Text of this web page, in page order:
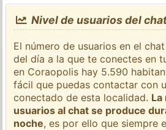
Nivel de usuarios del
El número de usuarios en el
del día a la que te conectes en
en Coraopolis hay 5.590
fácil que puedas contactar con
conectado de esta localidad. La
usuarios al chat se produce
noche, es por ello que siempre